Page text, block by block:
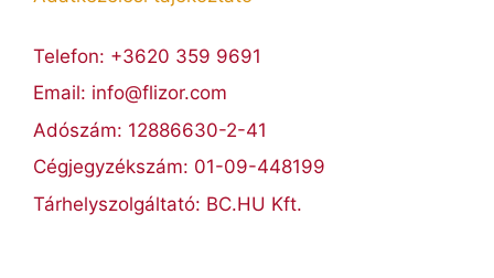
Telefon: +3620 359 9691
Email: info@flizor.com
Adószám: 12886630-2-41
Cégjegyzékszám: 01-09-448199
Tárhelyszolgáltató: BC.HU Kft.